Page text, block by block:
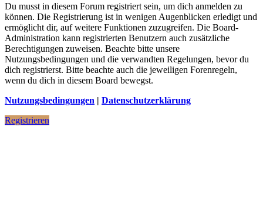
Du musst in diesem Forum registriert sein, um dich anmelden zu
können. Die Registrierung ist in wenigen Augenblicken erledigt und
ermöglicht dir, auf weitere Funktionen zuzugreifen. Die Board-
Administration kann registrierten Benutzern auch zusätzliche
Berechtigungen zuweisen. Beachte bitte unsere
Nutzungsbedingungen und die verwandten Regelungen, bevor du
dich registrierst. Bitte beachte auch die jeweiligen Forenregeln,
wenn du dich in diesem Board bewegst.
Nutzungsbedingungen | Datenschutzerklärung
Registrieren